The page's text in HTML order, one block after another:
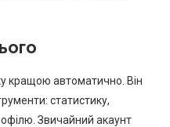
кращою автоматично. Він
статистику,
Звичайний акаунт